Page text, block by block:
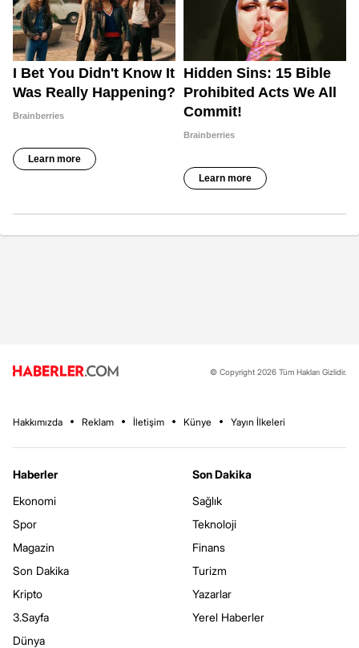
© Copyright 2026 Tüm Hakları Gizlidir.
Hakkımızda Reklam İletişim Künye Yayın İlkeleri
Haberler
Ekonomi
Spor
Magazin
Son Dakika
Kripto
3.Sayfa
Dünya
Son Dakika
Sağlık
Teknoloji
Finans
Turizm
Yazarlar
Yerel Haberler